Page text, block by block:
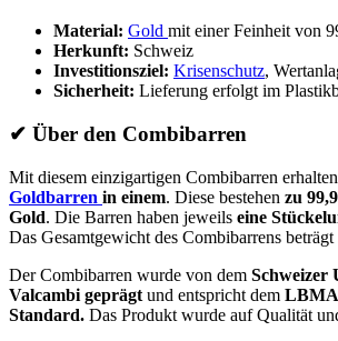
Material: Gold mit einer Feinheit von
Herkunft: Schweiz
Investitionsziel: Krisenschutz,
Sicherheit: Lieferung erfolgt im
✔ Über den Combibarren
Mit diesem einzigartigen Combibarren
Goldbarren in einem. Diese bestehen zu
Gold. Die Barren haben jeweils eine
Das Gesamtgewicht des Combibarrens
Der Combibarren wurde von dem Schweizer
Valcambi geprägt und entspricht dem LBMA
Standard. Das Produkt wurde auf Qualität